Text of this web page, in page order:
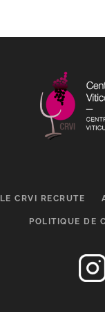
LE CRVI RECRUTE
POLITIQUE DE